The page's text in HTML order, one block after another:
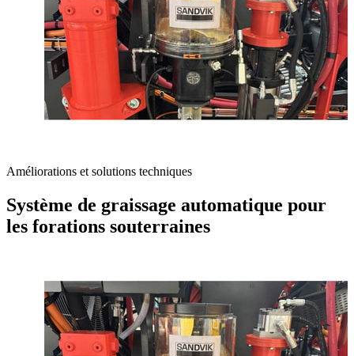
Améliorations et solutions techniques
Système de graissage automatique pour
les forations souterraines